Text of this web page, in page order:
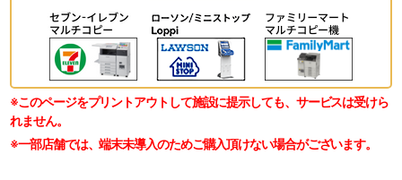
※このページをプリントアウトして施設に提示しても、サービスは受けら
れません。
※一部店舗では、端末未導入のためご購入頂けない場合がございます。